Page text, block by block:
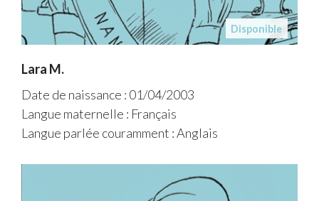
Disponible
Lara M.
Date de naissance : 01/04/2003
Langue maternelle : Français
Langue parlée couramment : Anglais